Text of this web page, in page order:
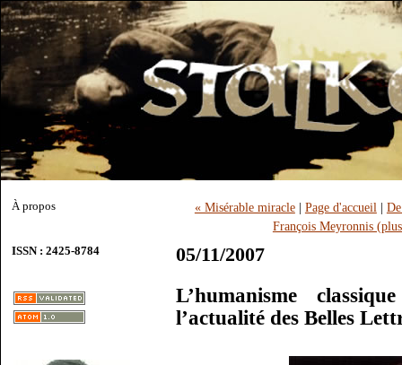
À propos
ISSN : 2425-8784
« Misérable miracle| Page d'accueil |
François Meyronnis
05/11/2007
L’humanisme
l’actualité des Belles